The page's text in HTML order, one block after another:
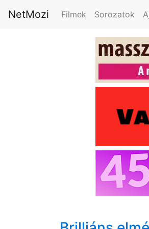
NetMozi Filmek Sorozatok